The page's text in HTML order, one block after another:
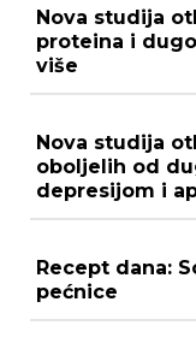
Nova studija
proteina i
više
Nova studija
oboljelih od
depresijom i
Recept dana:
pećnice